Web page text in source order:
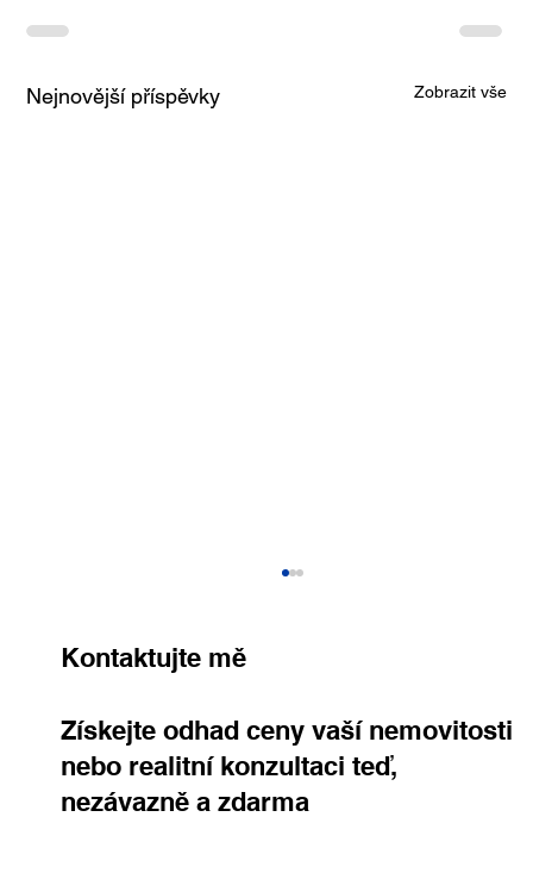
Nejnovější příspěvky Zobrazit vše
Kontaktujte mě
Získejte odhad ceny vaší nemovitosti
nebo realitní konzultaci teď,
nezávazně a zdarma